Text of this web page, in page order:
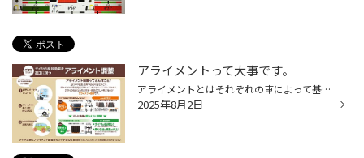
アライメントって大事です。
アライメントとはそれぞれの車によって基準値が決められており、適正でないと ・ハンドルがぶれる ・まっすぐ走らない ・思っているように曲がらない ・加速が悪い ・タイヤが偏摩耗する ・タイヤ摩耗が早い などの症状が出る場合があります。 アライメントは長年の使用により徐々にズレていきます...
2025年8月2日